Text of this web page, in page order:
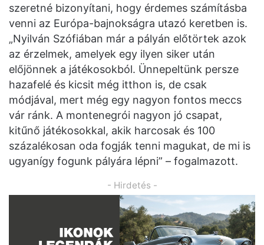
szeretné bizonyítani, hogy érdemes számításba
venni az Európa-bajnokságra utazó keretben is.
„Nyilván Szófiában már a pályán előtörtek azok
az érzelmek, amelyek egy ilyen siker után
előjönnek a játékosokból. Ünnepeltünk persze
hazafelé és kicsit még itthon is, de csak
módjával, mert még egy nagyon fontos meccs
vár ránk. A montenegrói nagyon jó csapat,
kitűnő játékosokkal, akik harcosak és 100
százalékosan oda fogják tenni magukat, de mi is
ugyanígy fogunk pályára lépni” – fogalmazott.
- Hirdetés -